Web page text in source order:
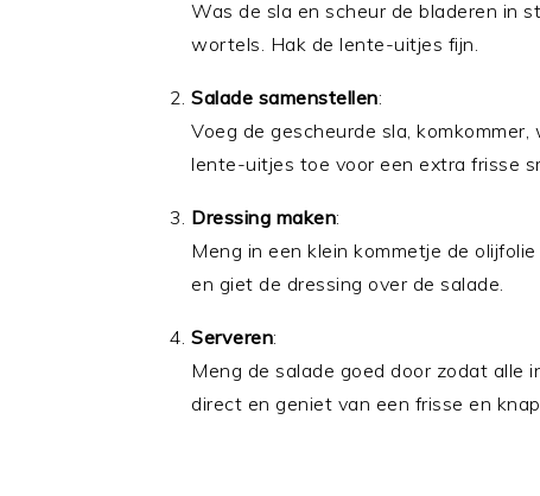
Was de sla en scheur de bladeren in
wortels. Hak de lente-uitjes fijn.
Salade samenstellen:
Voeg de gescheurde sla,
lente-uitjes toe voor een extra frisse
Dressing maken:
Meng in een klein kommetje de
en giet de dressing over de salade.
Serveren:
Meng de salade goed door zodat alle
direct en geniet van een frisse en